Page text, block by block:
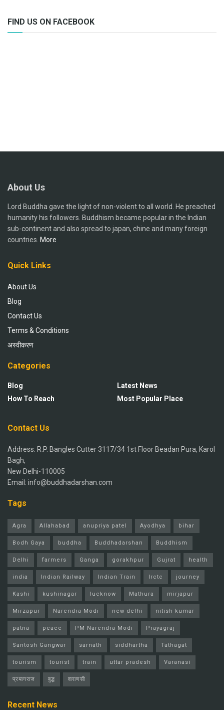
FIND US ON FACEBOOK
About Us
Lord Buddha gave the light of non-violent to all world. He preached
humanity his followers. Buddhism became popular in the Indian
sub-continent and also spread to japan, chine and many foreign
countries. More
Quick Links
About Us
Blog
Contact Us
Terms & Conditions
अस्वीकरण
Categories
Blog
How To Reach
Latest News
Most Popular Place
Contact Us
Address: R.P. Bangles Cutter 3117/34 1st Floor Beadan Pura, Karol
Bagh,
New Delhi-110005
Email: info@buddhadarshan.com
Tags
Agra Allahabad anupriya patel Ayodhya bihar
Bodh Gaya buddha Buddhadarshan Buddhism
Delhi farmers Ganga gorakhpur Gujrat health
india Indian Railway Indian Train Irctc journey
Kashi kushinagar lucknow Mathura mirjapur
Mirzapur Narendra Modi new delhi nitish kumar
patna peace PM Narendra Modi Prayagraj
Santosh Gangwar sarnath siddhartha Tathagat
tourism tourist train uttar pradesh Varanasi
प्रयागराज बुद्ध वाराणसी
Recent News